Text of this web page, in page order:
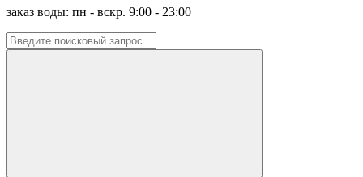
заказ воды: пн - вскр. 9:00 - 23:00